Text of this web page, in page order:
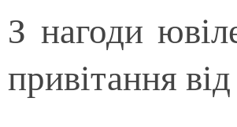
З нагоди
привітання